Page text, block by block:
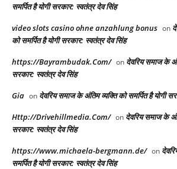
समर्पित है योगी सरकार: स्वतंत्र देव सिंह
video slots casino ohne anzahlung bonus on
को समर्पित है योगी सरकार: स्वतंत्र देव सिंह
https://Bayrambudak.Com/ on देवरिय समाज के
सरकार: स्वतंत्र देव सिंह
Gia on देवरिय समाज के अंतिम व्यक्ति को समर्पित है योगी
Http://Drivehillmedia.Com/ on देवरिय समाज के
सरकार: स्वतंत्र देव सिंह
https://www.michaela-bergmann.de/ on
समर्पित है योगी सरकार: स्वतंत्र देव सिंह